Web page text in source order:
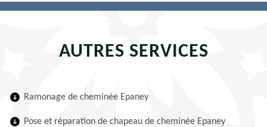
AUTRES SERVICES
Ramonage de cheminée Epaney
Pose et réparation de chapeau de cheminée Epaney